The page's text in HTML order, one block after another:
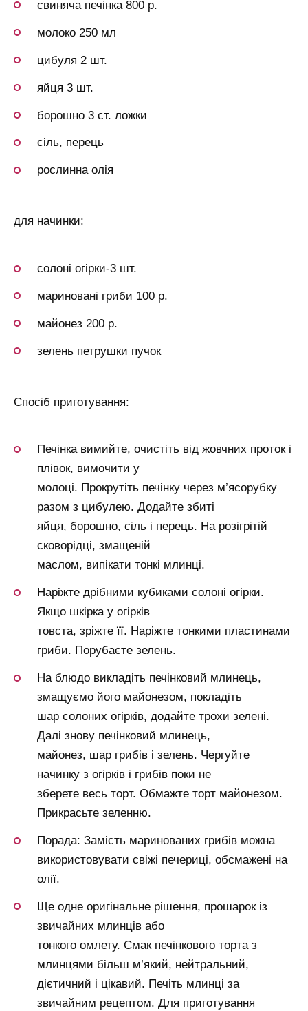
свиняча печінка 800 р.
молоко 250 мл
цибуля 2 шт.
яйця 3 шт.
борошно 3 ст. ложки
сіль, перець
рослинна олія
для начинки:
солоні огірки-3 шт.
мариновані гриби 100 р.
майонез 200 р.
зелень петрушки пучок
Спосіб приготування:
Печінка вимийте, очистіть від жовчних проток і
плівок, вимочити у
молоці. Прокрутіть печінку через м’ясорубку
разом з цибулею. Додайте збиті
яйця, борошно, сіль і перець. На розігрітій
сковорідці, змащеній
маслом, випікати тонкі млинці.
Наріжте дрібними кубиками солоні огірки.
Якщо шкірка у огірків
товста, зріжте її. Наріжте тонкими пластинами
гриби. Порубаєте зелень.
На блюдо викладіть печінковий млинець,
змащуємо його майонезом, покладіть
шар солоних огірків, додайте трохи зелені.
Далі знову печінковий млинець,
майонез, шар грибів і зелень. Чергуйте
начинку з огірків і грибів поки не
зберете весь торт. Обмажте торт майонезом.
Прикрасьте зеленню.
Порада: Замість маринованих грибів можна
використовувати свіжі печериці, обсмажені на
олії.
Ще одне оригінальне рішення, прошарок із
звичайних млинців або
тонкого омлету. Смак печінкового торта з
млинцями більш м’який, нейтральний,
дієтичний і цікавий. Печіть млинці за
звичайним рецептом. Для приготування